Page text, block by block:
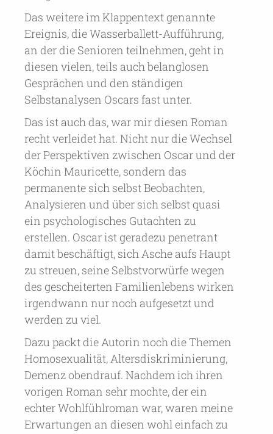
Das weitere im Klappentext genannte
Ereignis, die Wasserballett-Aufführung,
an der die Senioren teilnehmen, geht in
diesen vielen, teils auch belanglosen
Gesprächen und den ständigen
Selbstanalysen Oscars fast unter.
Das ist auch das, war mir diesen Roman
recht verleidet hat. Nicht nur die Wechsel
der Perspektiven zwischen Oscar und der
Köchin Mauricette, sondern das
permanente sich selbst Beobachten,
Analysieren und über sich selbst quasi
ein psychologisches Gutachten zu
erstellen. Oscar ist geradezu penetrant
damit beschäftigt, sich Asche aufs Haupt
zu streuen, seine Selbstvorwürfe wegen
des gescheiterten Familienlebens wirken
irgendwann nur noch aufgesetzt und
werden zu viel.
Dazu packt die Autorin noch die Themen
Homosexualität, Altersdiskriminierung,
Demenz obendrauf. Nachdem ich ihren
vorigen Roman sehr mochte, der ein
echter Wohlfühlroman war, waren meine
Erwartungen an diesen wohl einfach zu